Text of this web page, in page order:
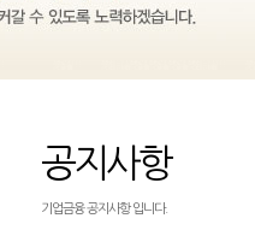
공지사항
기업금융 공지사항 입니다.